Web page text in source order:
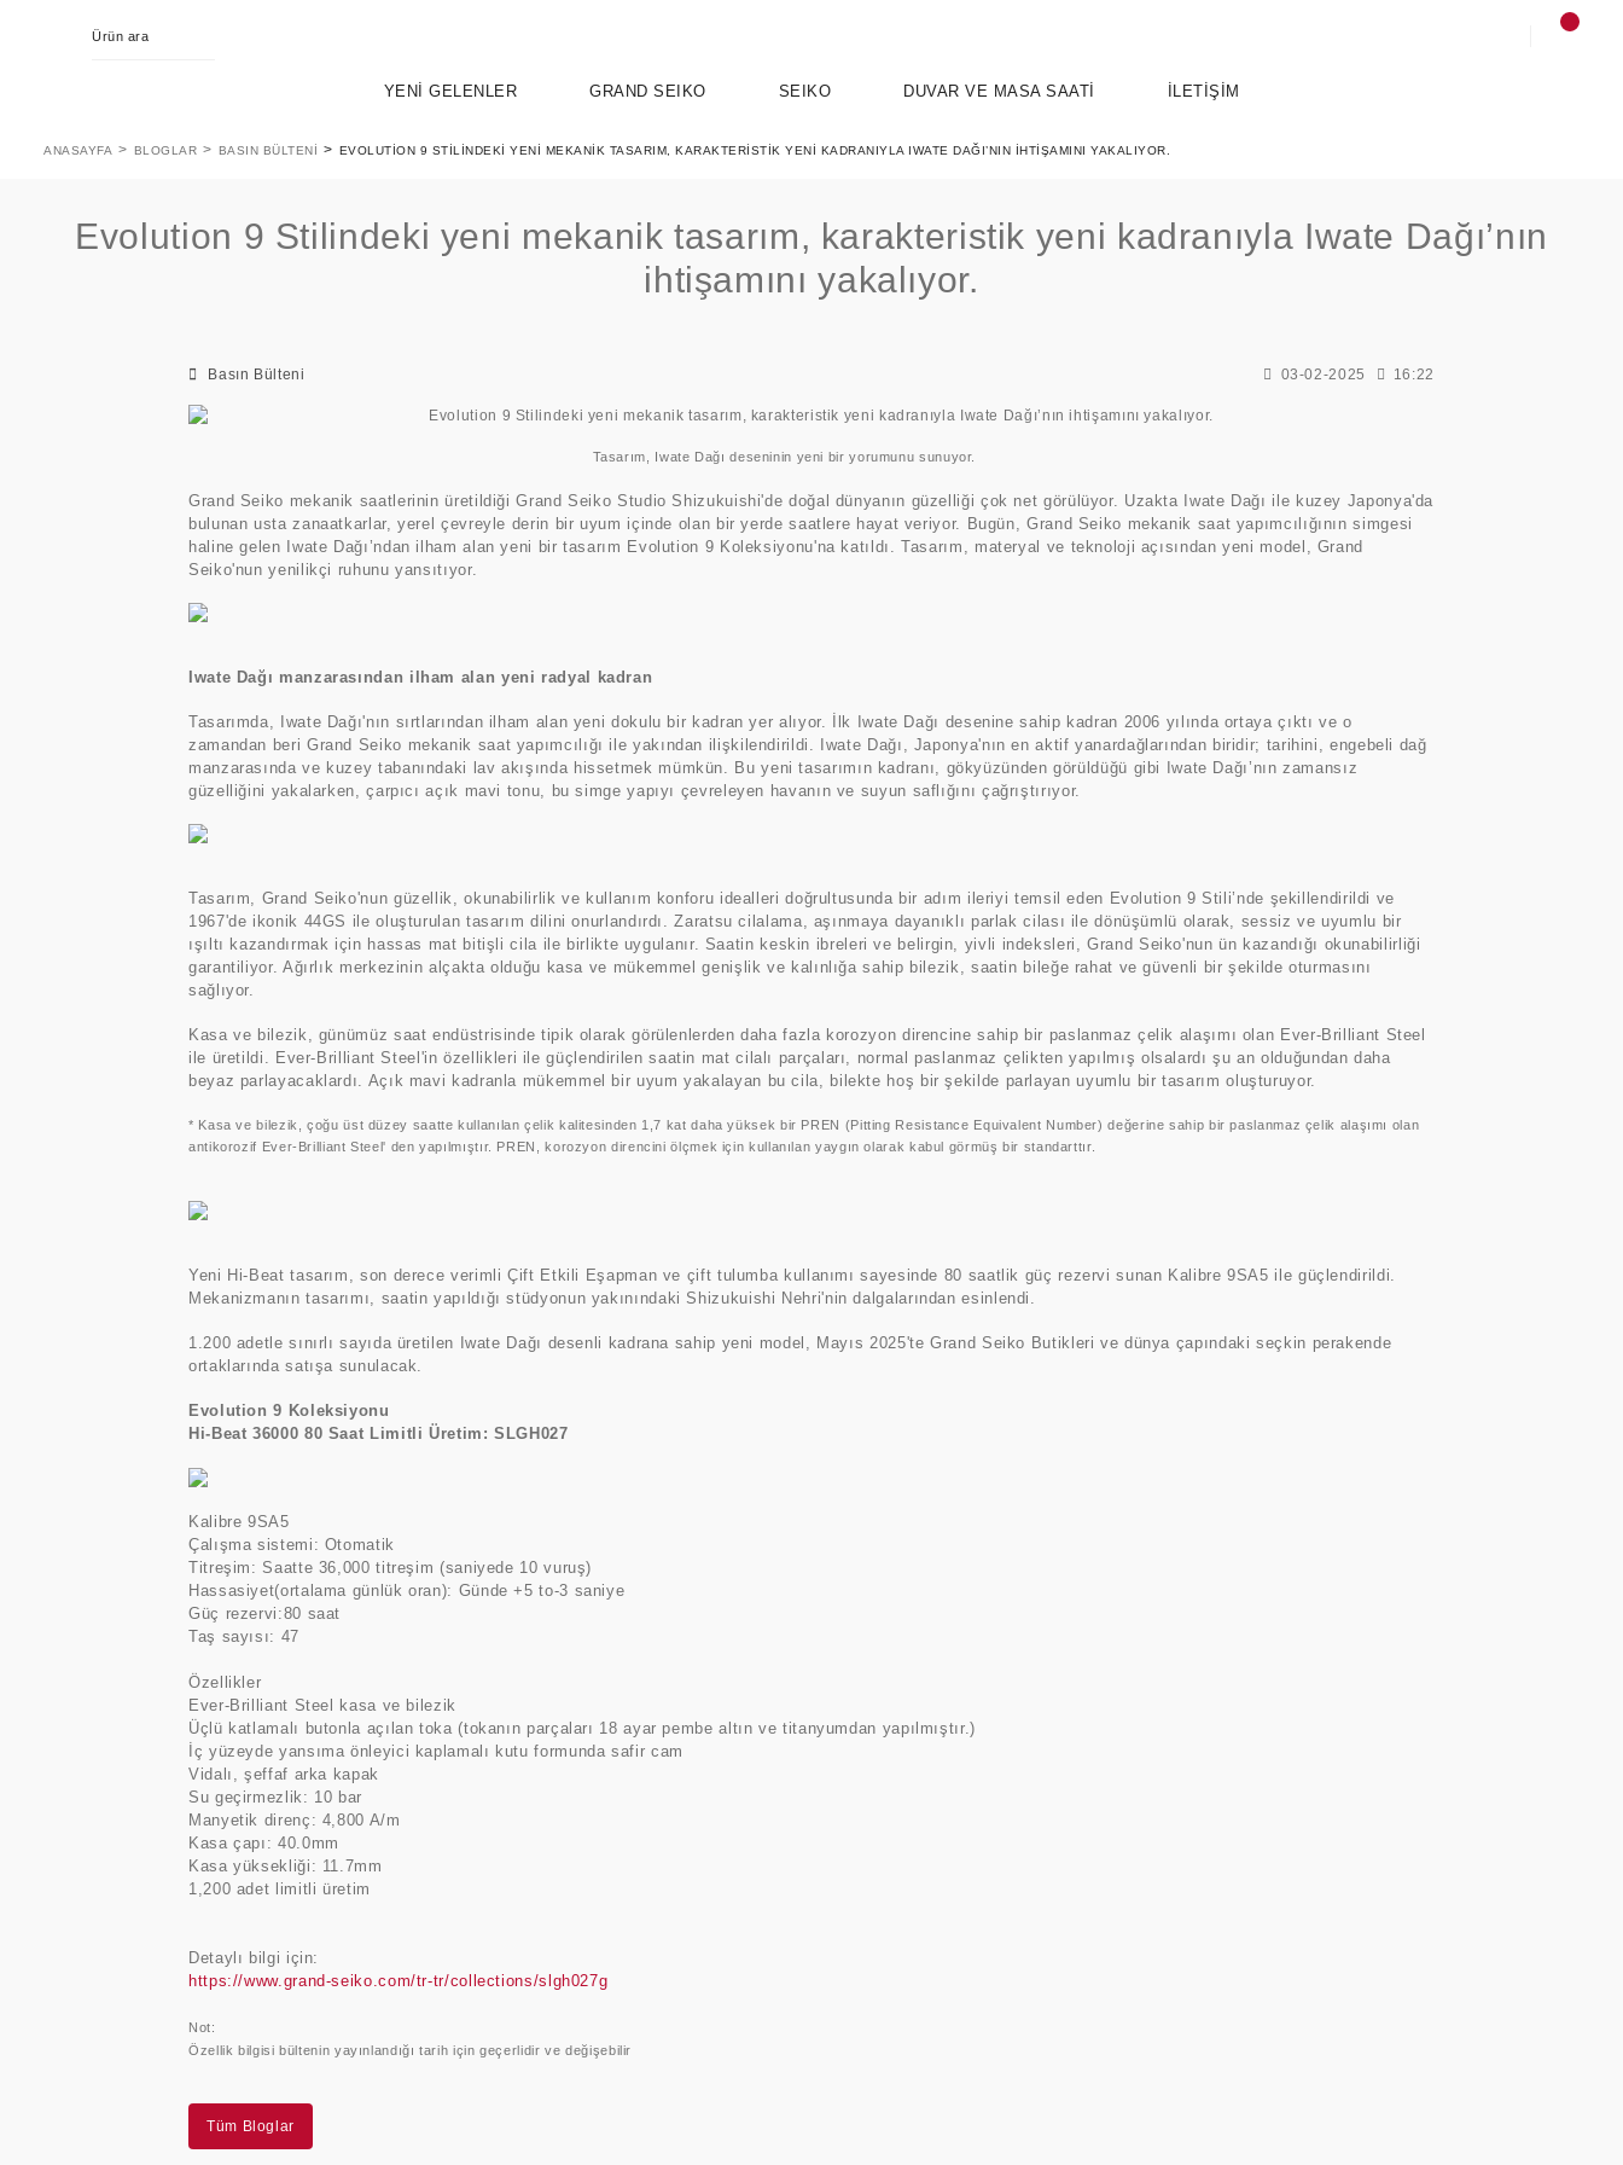
YENİ GELENLER GRAND SEIKO SEIKO
ESSENTIALS
DUVAR VE MASA SAATİ İLETİŞİM
ANASAYFA BLOGLAR BASIN BÜLTENI EVOLUTION 9 STILINDEKI YENI MEKANIK TASARIM, KARAKTERISTIK YENI KADRANIYLA IWATE DAĞI’NIN IHTIŞAMINI YAKALIYOR.
Evolution 9 Stilindeki yeni mekanik tasarım, karakteristik yeni kadranıyla Iwate Dağı’nın
ihtişamını yakalıyor.
Basın Bülteni 03-02-2025 16:22
Tasarım, Iwate Dağı deseninin yeni bir yorumunu sunuyor.
Grand Seiko mekanik saatlerinin üretildiği Grand Seiko Studio Shizukuishi'de doğal dünyanın güzelliği çok net görülüyor. Uzakta Iwate Dağı ile kuzey Japonya'da
bulunan usta zanaatkarlar, yerel çevreyle derin bir uyum içinde olan bir yerde saatlere hayat veriyor. Bugün, Grand Seiko mekanik saat yapımcılığının simgesi
haline gelen Iwate Dağı’ndan ilham alan yeni bir tasarım Evolution 9 Koleksiyonu'na katıldı. Tasarım, materyal ve teknoloji açısından yeni model, Grand
Seiko'nun yenilikçi ruhunu yansıtıyor.
Iwate Dağı manzarasından ilham alan yeni radyal kadran
Tasarımda, Iwate Dağı'nın sırtlarından ilham alan yeni dokulu bir kadran yer alıyor. İlk Iwate Dağı desenine sahip kadran 2006 yılında ortaya çıktı ve o
zamandan beri Grand Seiko mekanik saat yapımcılığı ile yakından ilişkilendirildi. Iwate Dağı, Japonya'nın en aktif yanardağlarından biridir; tarihini, engebeli dağ
manzarasında ve kuzey tabanındaki lav akışında hissetmek mümkün. Bu yeni tasarımın kadranı, gökyüzünden görüldüğü gibi Iwate Dağı’nın zamansız
güzelliğini yakalarken, çarpıcı açık mavi tonu, bu simge yapıyı çevreleyen havanın ve suyun saflığını çağrıştırıyor.
Tasarım, Grand Seiko'nun güzellik, okunabilirlik ve kullanım konforu idealleri doğrultusunda bir adım ileriyi temsil eden Evolution 9 Stili’nde şekillendirildi ve
1967'de ikonik 44GS ile oluşturulan tasarım dilini onurlandırdı. Zaratsu cilalama, aşınmaya dayanıklı parlak cilası ile dönüşümlü olarak, sessiz ve uyumlu bir
ışıltı kazandırmak için hassas mat bitişli cila ile birlikte uygulanır. Saatin keskin ibreleri ve belirgin, yivli indeksleri, Grand Seiko'nun ün kazandığı okunabilirliği
garantiliyor. Ağırlık merkezinin alçakta olduğu kasa ve mükemmel genişlik ve kalınlığa sahip bilezik, saatin bileğe rahat ve güvenli bir şekilde oturmasını
sağlıyor.
Kasa ve bilezik, günümüz saat endüstrisinde tipik olarak görülenlerden daha fazla korozyon direncine sahip bir paslanmaz çelik alaşımı olan Ever-Brilliant Steel
ile üretildi. Ever-Brilliant Steel'in özellikleri ile güçlendirilen saatin mat cilalı parçaları, normal paslanmaz çelikten yapılmış olsalardı şu an olduğundan daha
beyaz parlayacaklardı. Açık mavi kadranla mükemmel bir uyum yakalayan bu cila, bilekte hoş bir şekilde parlayan uyumlu bir tasarım oluşturuyor.
* Kasa ve bilezik, çoğu üst düzey saatte kullanılan çelik kalitesinden 1,7 kat daha yüksek bir PREN (Pitting Resistance Equivalent Number) değerine sahip bir paslanmaz çelik alaşımı olan
antikorozif Ever-Brilliant Steel' den yapılmıştır. PREN, korozyon direncini ölçmek için kullanılan yaygın olarak kabul görmüş bir standarttır.
Yeni Hi-Beat tasarım, son derece verimli Çift Etkili Eşapman ve çift tulumba kullanımı sayesinde 80 saatlik güç rezervi sunan Kalibre 9SA5 ile güçlendirildi.
Mekanizmanın tasarımı, saatin yapıldığı stüdyonun yakınındaki Shizukuishi Nehri'nin dalgalarından esinlendi.
1.200 adetle sınırlı sayıda üretilen Iwate Dağı desenli kadrana sahip yeni model, Mayıs 2025'te Grand Seiko Butikleri ve dünya çapındaki seçkin perakende
ortaklarında satışa sunulacak.
Evolution 9 Koleksiyonu
Hi-Beat 36000 80 Saat Limitli Üretim: SLGH027
Kalibre 9SA5
Çalışma sistemi: Otomatik
Titreşim: Saatte 36,000 titreşim (saniyede 10 vuruş)
Hassasiyet(ortalama günlük oran): Günde +5 to-3 saniye
Güç rezervi:80 saat
Taş sayısı: 47
Özellikler
Ever-Brilliant Steel kasa ve bilezik
Üçlü katlamalı butonla açılan toka (tokanın parçaları 18 ayar pembe altın ve titanyumdan yapılmıştır.)
İç yüzeyde yansıma önleyici kaplamalı kutu formunda safir cam
Vidalı, şeffaf arka kapak
Su geçirmezlik: 10 bar
Manyetik direnç: 4,800 A/m
Kasa çapı: 40.0mm
Kasa yüksekliği: 11.7mm
1,200 adet limitli üretim
Detaylı bilgi için:
https://www.grand-seiko.com/tr-tr/collections/slgh027g
Not:
Özellik bilgisi bültenin yayınlandığı tarih için geçerlidir ve değişebilir
Tüm Bloglar